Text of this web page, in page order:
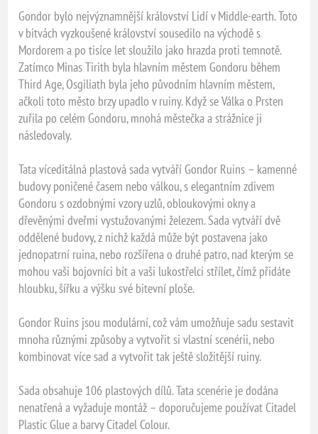
Gondor bylo nejvýznamnější království Lidí v Middle-earth. Toto
v bitvách vyzkoušené království sousedilo na východě s
Mordorem a po tisíce let sloužilo jako hrazda proti temnotě.
Zatímco Minas Tirith byla hlavním městem Gondoru během
Third Age, Osgiliath byla jeho původním hlavním městem,
ačkoli toto město brzy upadlo v ruiny. Když se Válka o Prsten
zuřila po celém Gondoru, mnohá městečka a strážnice ji
následovaly.
Tata víceditálná plastová sada vytváří Gondor Ruins – kamenné
budovy poničené časem nebo válkou, s elegantním zdivem
Gondoru s ozdobnými vzory uzlů, obloukovými okny a
dřevěnými dveřmi vystužovanými železem. Sada vytváří dvě
oddělené budovy, z nichž každá může být postavena jako
jednopatrní ruina, nebo rozšířena o druhé patro, nad kterým se
mohou vaši bojovníci bít a vaši lukostřelci střílet, čímž přidáte
hloubku, šířku a výšku své bitevní ploše.
Gondor Ruins jsou modulární, což vám umožňuje sadu sestavit
mnoha různými způsoby a vytvořit si vlastní scenérii, nebo
kombinovat více sad a vytvořit tak ještě složitější ruiny.
Sada obsahuje 106 plastových dílů. Tata scenérie je dodána
nenatřená a vyžaduje montáž – doporučujeme používat Citadel
Plastic Glue a barvy Citadel Colour.